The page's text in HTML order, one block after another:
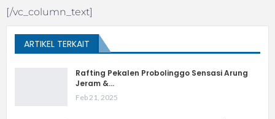
[/vc_column_text]
ARTIKEL TERKAIT
Rafting Pekalen Probolinggo Sensasi Arung
Jeram &…
Feb 21, 2025